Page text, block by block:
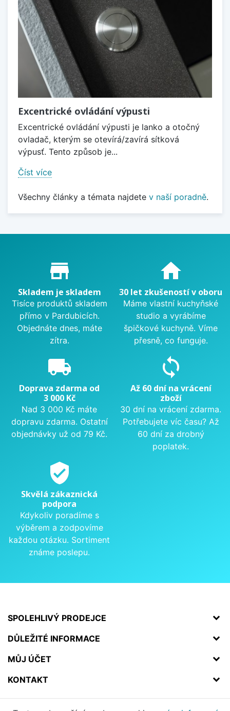
Excentrické ovládání výpusti
Excentrické ovládání výpusti je lanko a otočný
ovladač, kterým se otevírá/zavírá sítková
výpusť. Tento způsob je...
Číst více
Všechny články a témata najdete v naší poradně.
Proč nakupovat u nás?
store_mall_directory
Skladem je skladem
Tisíce produktů skladem
přímo v Pardubicích.
Objednáte dnes, máte
zítra.
home
30 let zkušeností v oboru
Máme vlastní kuchyňské
studio a vyrábíme
špičkové kuchyně. Víme
přesně, co funguje.
local_shipping
Doprava zdarma od
3 000 Kč
Nad 3 000 Kč máte
dopravu zdarma. Ostatní
objednávky už od 79 Kč.
sync
Až 60 dní na vrácení
zboží
30 dní na vrácení zdarma.
Potřebujete víc času? Až
60 dní za drobný
poplatek.
verified_user
Skvělá zákaznická
podpora
Kdykoliv poradíme s
výběrem a zodpovíme
každou otázku. Sortiment
známe poslepu.
SPOLEHLIVÝ PRODEJCE
DŮLEŽITÉ INFORMACE
MŮJ ÚČET
KONTAKT